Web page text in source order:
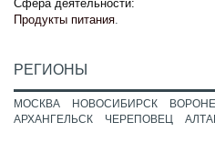
Сфера деятельности:
Продукты питания.
РЕГИОНЫ
МОСКВА НОВОСИБИРСК
АРХАНГЕЛЬСК
ЧЕРЕПОВЕЦ